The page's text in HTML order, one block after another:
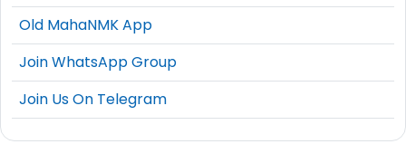
Old MahaNMK App
Join WhatsApp Group
Join Us On Telegram